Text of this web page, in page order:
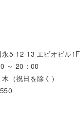
5-12-13 エビオビル1F
～ 20：00
（祝日を除く）